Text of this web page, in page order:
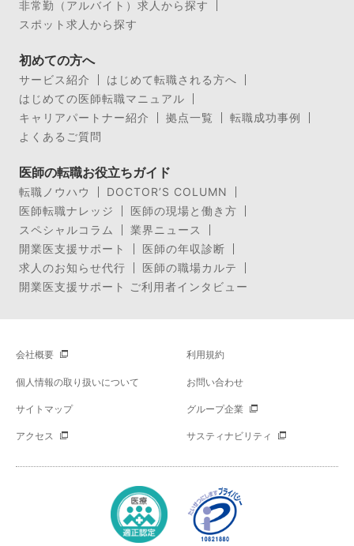
非常勤（アルバイト）求人から探す
スポット求人から探す
初めての方へ
サービス紹介
はじめて転職される方へ
はじめての医師転職マニュアル
キャリアパートナー紹介
拠点一覧
転職成功事例
よくあるご質問
医師の転職お役立ちガイド
転職ノウハウ
DOCTOR’S COLUMN
医師転職ナレッジ
医師の現場と働き方
スペシャルコラム
業界ニュース
開業医支援サポート
医師の年収診断
求人のお知らせ代行
医師の職場カルテ
開業医支援サポート ご利用者インタビュー
会社概要 利用規約
個人情報の取り扱いについて お問い合わせ
サイトマップ グループ企業
アクセス サスティナビリティ